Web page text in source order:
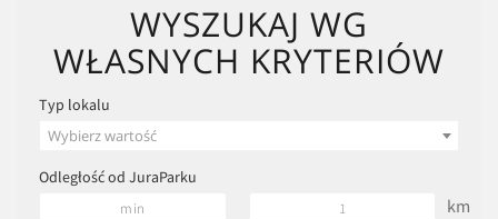
WYSZUKAJ WG
WŁASNYCH KRYTERIÓW
Typ lokalu
Wybierz wartość
Odległość od JuraParku
km